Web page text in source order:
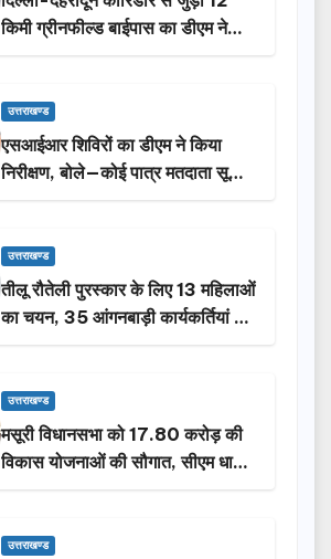
किमी ग्रीनफील्ड बाईपास का डीएम ने
किया निरीक्षण…
उत्तराखण्ड
एसआईआर शिविरों का डीएम ने किया
निरीक्षण, बोले—कोई पात्र मतदाता सूची
से न छूटे…
उत्तराखण्ड
तीलू रौतेली पुरस्कार के लिए 13 महिलाओं
का चयन, 35 आंगनबाड़ी कार्यकर्तियां भी
होंगी सम्मानित…
उत्तराखण्ड
मसूरी विधानसभा को 17.80 करोड़ की
विकास योजनाओं की सौगात, सीएम धामी
ने किया लोकार्पण-शिलान्यास.
उत्तराखण्ड